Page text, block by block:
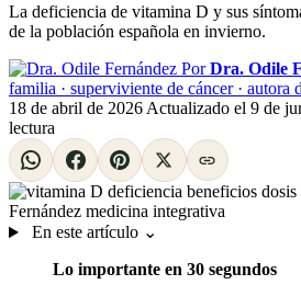
La deficiencia de vitamina D y sus
de la población española en invierno.
Por Dra. Odile
familia · superviviente de cáncer · autora
18 de abril de 2026 Actualizado el 9 de
lectura
En este artículo ⌄
Lo importante en 30 segundos